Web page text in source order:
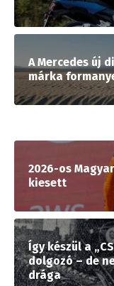
A Mercedes új
márka
2026-os
kiesett
Így készül a
dolgozó – de
drága